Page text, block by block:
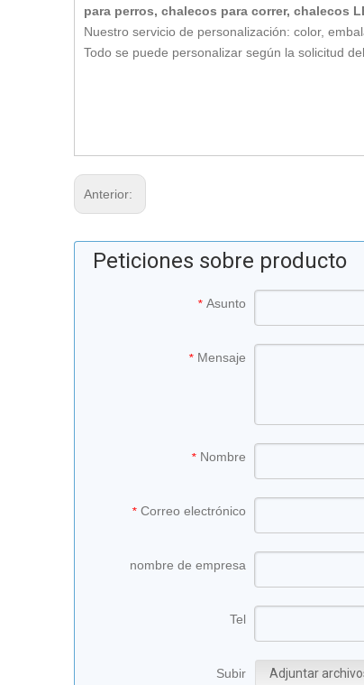
para perros, chalecos para correr, chalecos
Nuestro servicio de personalización: color,
Todo se puede personalizar según la solicitud
Anterior:
Peticiones sobre producto
* Asunto
* Mensaje
* Nombre
* Correo electrónico
nombre de empresa
Tel
Subir Adjuntar